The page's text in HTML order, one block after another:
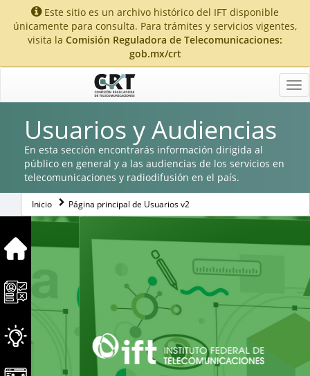
Este sitio es un archivo histórico del IFT disponible
únicamente para consulta. Para trámites y servicios vigentes,
visita la Comisión Reguladora de Telecomunicaciones:
gob.mx/crt
Usuarios y Audiencias
En esta sección encontrarás información dirigida al
público en general y a las audiencias de los servicios en
telecomunicaciones y radiodifusión en el país.
Inicio Página principal de Usuarios v2